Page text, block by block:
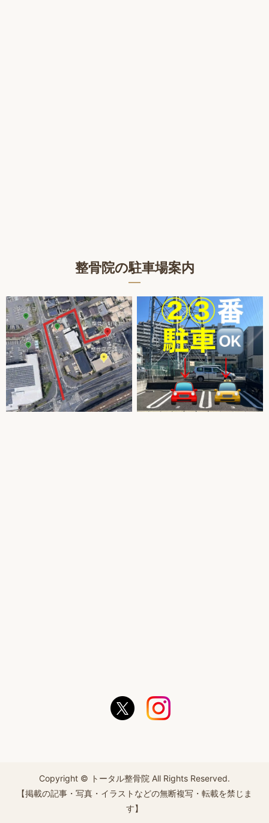
整骨院の駐車場案内
Copyright © トータル整骨院 All Rights Reserved.
【掲載の記事・写真・イラストなどの無断複写・転載を禁じま
す】